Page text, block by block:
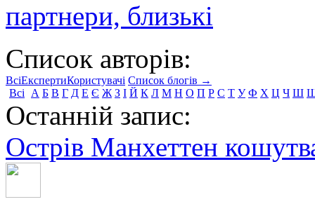
партнери, близькі
Список авторів:
ВсіЕкспертиКористувачі Список блогів →
Всі
А Б В Г Д Е Є Ж З І Й К Л М Н О П Р С Т У Ф Х Ц Ч Ш
Останній запис:
Острів Манхеттен